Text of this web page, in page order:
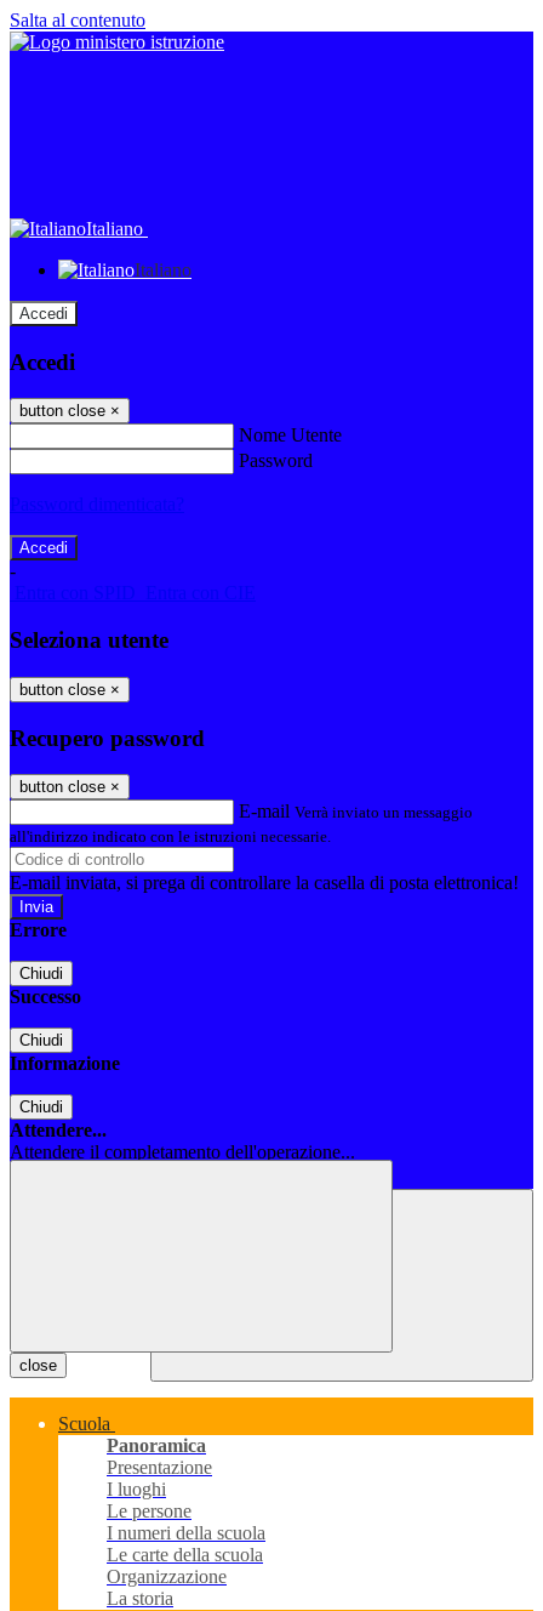
Salta al contenuto
Italiano
Italiano
Accedi
Accedi
button close ×
Nome Utente
Password
Password dimenticata?
-
Entra con SPID
Entra con CIE
Seleziona utente
button close ×
Recupero password
button close ×
E-mail Verrà inviato un messaggio
all'indirizzo indicato con le istruzioni necessarie.
E-mail inviata, si prega di controllare la casella di posta elettronica!
Errore
Chiudi
Successo
Chiudi
Informazione
Chiudi
Attendere...
Attendere il completamento dell'operazione...
close
Scuola
Panoramica
Presentazione
I luoghi
Le persone
I numeri della scuola
Le carte della scuola
Organizzazione
La storia